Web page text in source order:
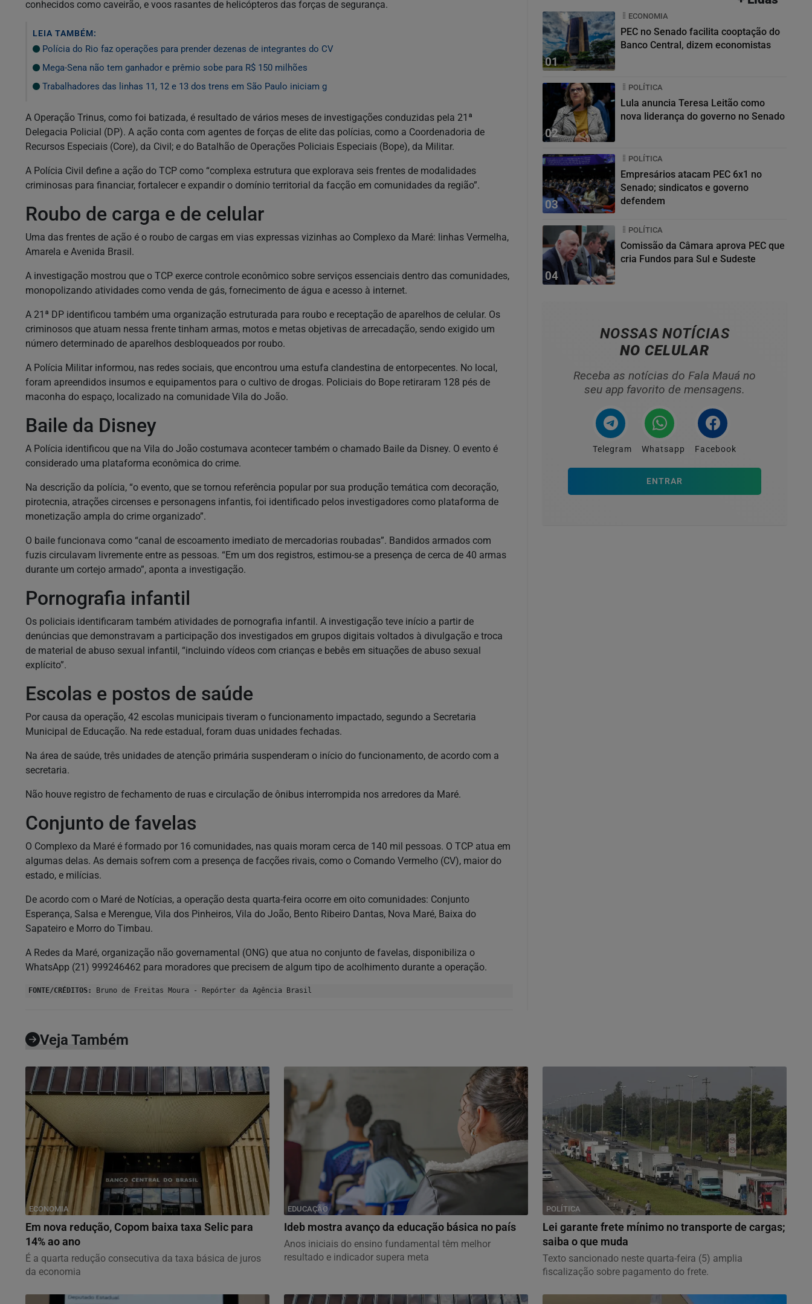
conhecidos como caveirão, e voos rasantes de helicópteros das forças de segurança.
LEIA TAMBÉM:
Polícia do Rio faz operações para prender dezenas de integrantes do CV
Mega-Sena não tem ganhador e prêmio sobe para R$ 150 milhões
Trabalhadores das linhas 11, 12 e 13 dos trens em São Paulo iniciam g
A Operação Trinus, como foi batizada, é resultado de vários meses de investigações conduzidas pela 21ª
Delegacia Policial (DP). A ação conta com agentes de forças de elite das polícias, como a Coordenadoria de
Recursos Especiais (Core), da Civil; e do Batalhão de Operações Policiais Especiais (Bope), da Militar.
A Polícia Civil define a ação do TCP como “complexa estrutura que explorava seis frentes de modalidades
criminosas para financiar, fortalecer e expandir o domínio territorial da facção em comunidades da região”.
Roubo de carga e de celular
Uma das frentes de ação é o roubo de cargas em vias expressas vizinhas ao Complexo da Maré: linhas Vermelha,
Amarela e Avenida Brasil.
A investigação mostrou que o TCP exerce controle econômico sobre serviços essenciais dentro das comunidades,
monopolizando atividades como venda de gás, fornecimento de água e acesso à internet.
A 21ª DP identificou também uma organização estruturada para roubo e receptação de aparelhos de celular. Os
criminosos que atuam nessa frente tinham armas, motos e metas objetivas de arrecadação, sendo exigido um
número determinado de aparelhos desbloqueados por roubo.
A Polícia Militar informou, nas redes sociais, que encontrou uma estufa clandestina de entorpecentes. No local,
foram apreendidos insumos e equipamentos para o cultivo de drogas. Policiais do Bope retiraram 128 pés de
maconha do espaço, localizado na comunidade Vila do João.
Baile da Disney
A Polícia identificou que na Vila do João costumava acontecer também o chamado Baile da Disney. O evento é
considerado uma plataforma econômica do crime.
Na descrição da polícia, “o evento, que se tornou referência popular por sua produção temática com decoração,
pirotecnia, atrações circenses e personagens infantis, foi identificado pelos investigadores como plataforma de
monetização ampla do crime organizado”.
O baile funcionava como “canal de escoamento imediato de mercadorias roubadas”. Bandidos armados com
fuzis circulavam livremente entre as pessoas. “Em um dos registros, estimou-se a presença de cerca de 40 armas
durante um cortejo armado”, aponta a investigação.
Pornografia infantil
Os policiais identificaram também atividades de pornografia infantil. A investigação teve início a partir de
denúncias que demonstravam a participação dos investigados em grupos digitais voltados à divulgação e troca
de material de abuso sexual infantil, “incluindo vídeos com crianças e bebês em situações de abuso sexual
explícito”.
Escolas e postos de saúde
Por causa da operação, 42 escolas municipais tiveram o funcionamento impactado, segundo a Secretaria
Municipal de Educação. Na rede estadual, foram duas unidades fechadas.
Na área de saúde, três unidades de atenção primária suspenderam o início do funcionamento, de acordo com a
secretaria.
Não houve registro de fechamento de ruas e circulação de ônibus interrompida nos arredores da Maré.
Conjunto de favelas
O Complexo da Maré é formado por 16 comunidades, nas quais moram cerca de 140 mil pessoas. O TCP atua em
algumas delas. As demais sofrem com a presença de facções rivais, como o Comando Vermelho (CV), maior do
estado, e milícias.
De acordo com o Maré de Notícias, a operação desta quarta-feira ocorre em oito comunidades: Conjunto
Esperança, Salsa e Merengue, Vila dos Pinheiros, Vila do João, Bento Ribeiro Dantas, Nova Maré, Baixa do
Sapateiro e Morro do Timbau.
A Redes da Maré, organização não governamental (ONG) que atua no conjunto de favelas, disponibiliza o
WhatsApp (21) 999246462 para moradores que precisem de algum tipo de acolhimento durante a operação.
FONTE/CRÉDITOS: Bruno de Freitas Moura - Repórter da Agência Brasil
01
ECONOMIA
PEC no Senado facilita cooptação do
Banco Central, dizem economistas
02
POLÍTICA
Lula anuncia Teresa Leitão como
nova liderança do governo no Senado
03
POLÍTICA
Empresários atacam PEC 6x1 no
Senado; sindicatos e governo
defendem
04
POLÍTICA
Comissão da Câmara aprova PEC que
cria Fundos para Sul e Sudeste
NOSSAS NOTÍCIAS
NO CELULAR
Receba as notícias do Fala Mauá no
seu app favorito de mensagens.
Telegram Whatsapp Facebook
ENTRAR
Veja Também
ECONOMIA
Em nova redução, Copom baixa taxa Selic para
14% ao ano
É a quarta redução consecutiva da taxa básica de juros
da economia
EDUCAÇÃO
Ideb mostra avanço da educação básica no país
Anos iniciais do ensino fundamental têm melhor
resultado e indicador supera meta
POLÍTICA
Lei garante frete mínimo no transporte de cargas;
saiba o que muda
Texto sancionado neste quarta-feira (5) amplia
fiscalização sobre pagamento do frete.